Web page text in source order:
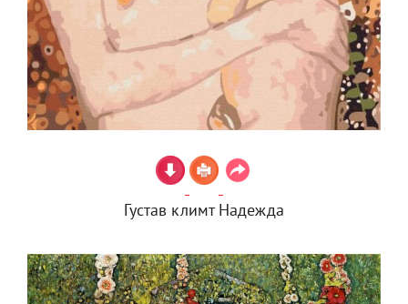
Густав климт Надежда